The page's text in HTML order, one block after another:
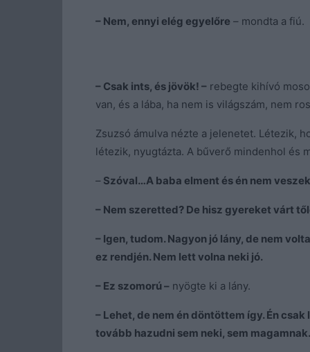
– Nem, ennyi elég egyelőre – mondta a fiú.
– Csak ints, és jövök! – rebegte kihívó
van, és a lába, ha nem is világszám, nem
Zsuzsó ámulva nézte a jelenetet. Létezik,
létezik, nyugtázta. A bűverő mindenhol és
– Szóval…A baba elment és én nem
– Nem szeretted? De hisz gyereket várt
– Igen, tudom. Nagyon jó lány, de nem
ez rendjén. Nem lett volna neki jó.
– Ez szomorú – nyögte ki a lány.
– Lehet, de nem én döntöttem így. Én
tovább hazudni sem neki, sem magamnak.